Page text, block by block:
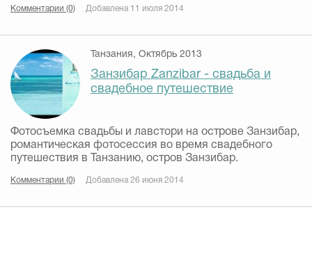
Комментарии (0) Добавлена 11 июля 2014
Танзания, Октябрь 2013
Занзибар Zanzibar - свадьба и
свадебное путешествие
Фотосъемка свадьбы и лавстори на острове Занзибар,
романтическая фотосессия во время свадебного
путешествия в Танзанию, остров Занзибар.
Комментарии (0) Добавлена 26 июня 2014